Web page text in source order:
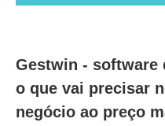
Gestwin - software
o que vai precisar
negócio ao preço